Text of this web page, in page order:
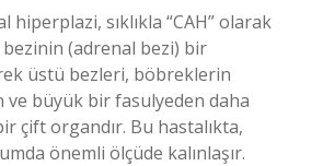
hiperplazi, sıklıkla “CAH” olarak
bezinin (adrenal bezi) bir
üstü bezleri, böbreklerin
büyük bir fasulyeden daha
çift organdır. Bu hastalıkta,
önemli ölçüde kalınlaşır.